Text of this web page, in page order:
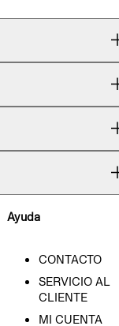
Ayuda
CONTACTO
SERVICIO AL
CLIENTE
MI CUENTA